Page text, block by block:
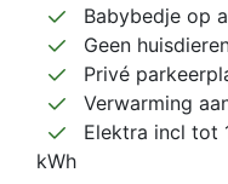
Babybedje op
Geen
Privé
Verwarming
Elektra incl tot
kWh